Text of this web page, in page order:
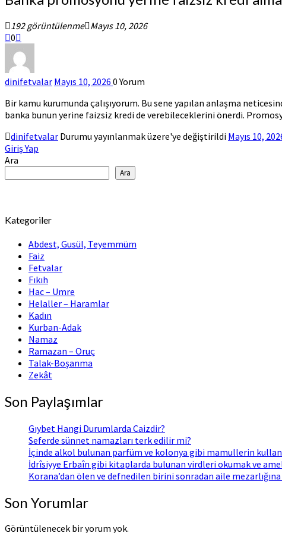
promosyonu
yerine
faizsiz
kredi
almak
caiz
mi?
192 görüntülenme Mayıs 10, 2026
0
dinifetvalar Mayıs 10, 2026 0Yorum
Bir kamu kurumunda çalışıyorum. Bu sene yapılan anlaşma
banka bunun yerine faizsiz kredi de verebileceklerini önerdi.
dinifetvalar Durumu yayınlanmak üzere'ye değiştirildi Mayıs 10,
Giriş Yap
Ara
Ara
Kategoriler
Abdest, Gusül, Teyemmüm
Faiz
Fetvalar
Fıkıh
Hac – Umre
Helaller – Haramlar
Kadın
Kurban-Adak
Namaz
Ramazan – Oruç
Talak-Boşanma
Zekât
Son Paylaşımlar
Gıybet Hangi Durumlarda Caizdir?
Seferde sünnet namazları terk edilir mi?
İçinde alkol bulunan parfüm ve kolonya gibi mamullerin
İdrîsiyye Erbaîn gibi kitaplarda bulunan virdleri okumak ve
Korana’dan ölen ve defnedilen birini sonradan aile
Son Yorumlar
Görüntülenecek bir yorum yok.